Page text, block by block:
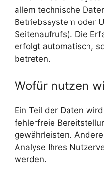
allem technische
Betriebssystem oder
Seitenaufrufs). Die
erfolgt automatisch,
betreten.
Wofür nutzen
Ein Teil der Daten
fehlerfreie
gewährleisten.
Analyse Ihres
werden.